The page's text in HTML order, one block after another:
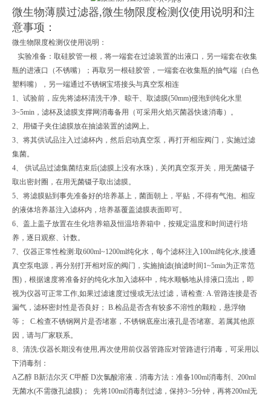
微生物薄膜过滤器,微生物限度检测仪使用说明和注
意事项：
微生物限度检测仪使用说明：
实验准备：取硅胶管一根，将一端套在过滤装置的出液口，另一端套在收集
瓶的进液口（不锈嘴）；再取另一根硅胶管，一端套在收集瓶的抽气端（白色
塑料嘴），另一端通过不锈钢宝塔接头与真空泵相连
1、试验前，应先将滤杯清洗干净、晾干、取滤膜(50mm)侵泡到纯化水里
3~5min，滤杯及滤膜支撑网消毒备用（可采用火焰灭菌器快速消毒）。
2、用镊子夹住滤膜放在抽滤装置的滤网上。
3、将其供试品注入过滤杯内，然后启动真空泵，再打开相应阀门，实施过滤
集菌。
4、 供试品过滤集菌结束后(滤膜上没有水珠)，关闭真空泵开关，用无菌镊子
取出密封圈，在用无菌镊子取出滤膜。
5、将滤膜贴到事先准备好的培养基上，菌面朝上，平贴，不得有气泡。相应
的液体培养基注入滤杯内，培养基覆盖滤膜表面即可。
6、盖上盖子放置在生化培养箱及恒温培养箱中，按规定温度和时间进行培
养，逐日观察、计数。
7、仪器正常性检测:取600ml~1200ml纯化水，每个滤杯注入100ml纯化水,接通
真空泵电源，再分别打开相对应的阀门，实施抽滤(抽滤时间1~5min为正常范
围)，根据速度将准备好的纯化水加入滤杯中，纯水顺畅地从排液口流出，即
视为仪器可正常工作,如果过滤速度过慢或无法过滤，请检查: A.管路连接是否
漏气，滤杯密封性是否良好； B.检品是否含有较多不溶性的颗粒，悬浮物
等； C.检查不锈钢网片是否堵塞，不锈钢底座出液孔是否堵塞。若属其他原
因，请与厂家联系。
8、清洗:仪器长期没有使用,再次使用前仪器管路应对管路进行消毒，可采用以
下消毒剂：
A乙醇 B新洁尔灭 C甲醛 D次氯酸溶液．消毒方法：准备100ml消毒剂、200ml
无菌水(不需微孔滤膜)； 先将100ml消毒剂过滤，保持3~5分钟，再将200ml无